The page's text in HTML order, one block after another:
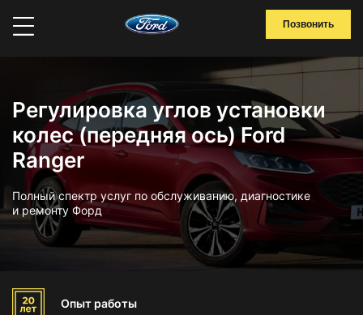
Позвонить
Регулировка углов установки
колес (передняя ось) Ford
Ranger
Полный спектр услуг по обслуживанию, диагностике
и ремонту Форд
Опыт работы